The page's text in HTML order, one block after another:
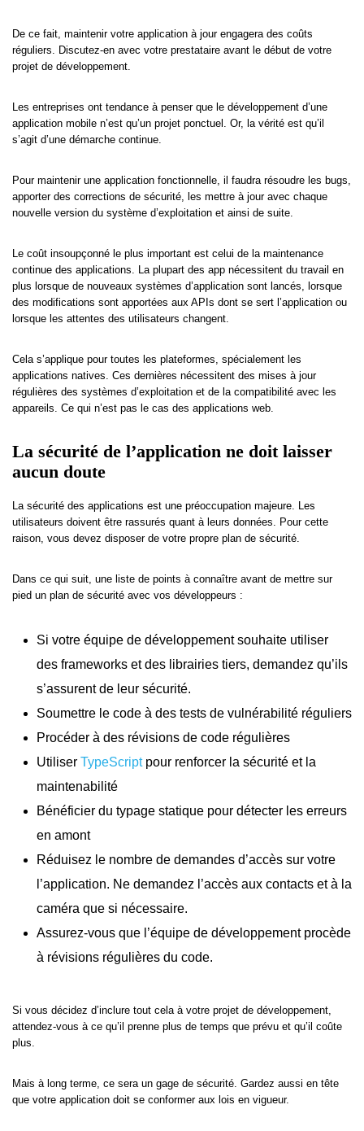
De ce fait, maintenir votre application à jour engagera des coûts
réguliers. Discutez-en avec votre prestataire avant le début de votre
projet de développement.
Les entreprises ont tendance à penser que le développement d’une
application mobile n’est qu’un projet ponctuel. Or, la vérité est qu’il
s’agit d’une démarche continue.
Pour maintenir une application fonctionnelle, il faudra résoudre les bugs,
apporter des corrections de sécurité, les mettre à jour avec chaque
nouvelle version du système d’exploitation et ainsi de suite.
Le coût insoupçonné le plus important est celui de la maintenance
continue des applications. La plupart des app nécessitent du travail en
plus lorsque de nouveaux systèmes d’application sont lancés, lorsque
des modifications sont apportées aux APIs dont se sert l’application ou
lorsque les attentes des utilisateurs changent.
Cela s’applique pour toutes les plateformes, spécialement les
applications natives. Ces dernières nécessitent des mises à jour
régulières des systèmes d’exploitation et de la compatibilité avec les
appareils. Ce qui n’est pas le cas des applications web.
La sécurité de l’application ne doit laisser
aucun doute
La sécurité des applications est une préoccupation majeure. Les
utilisateurs doivent être rassurés quant à leurs données. Pour cette
raison, vous devez disposer de votre propre plan de sécurité.
Dans ce qui suit, une liste de points à connaître avant de mettre sur
pied un plan de sécurité avec vos développeurs :
Si votre équipe de développement souhaite utiliser
des frameworks et des librairies tiers, demandez qu’ils
s’assurent de leur sécurité.
Soumettre le code à des tests de vulnérabilité réguliers
Procéder à des révisions de code régulières
Utiliser TypeScriptpour renforcer la sécurité et la
maintenabilité
Bénéficier du typage statique pour détecter les erreurs
en amont
Réduisez le nombre de demandes d’accès sur votre
l’application. Ne demandez l’accès aux contacts et à la
caméra que si nécessaire.
Assurez-vous que l’équipe de développement procède
à révisions régulières du code.
Si vous décidez d’inclure tout cela à votre projet de développement,
attendez-vous à ce qu’il prenne plus de temps que prévu et qu’il coûte
plus.
Mais à long terme, ce sera un gage de sécurité. Gardez aussi en tête
que votre application doit se conformer aux lois en vigueur.